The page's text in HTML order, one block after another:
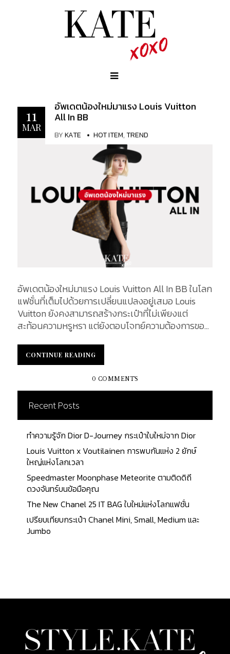
11
MAR
อัพเดตน้องใหม่มาแรง Louis Vuitton
All In BB
BYKATE HOT ITEM, TREND
อัพเดตน้องใหม่มาแรง Louis Vuitton All In BB ในโลก
แฟชั่นที่เต็มไปด้วยการเปลี่ยนแปลงอยู่เสมอ Louis
Vuitton ยังคงสามารถสร้างกระเป๋าที่ไม่เพียงแต่
สะท้อนความหรูหรา แต่ยังตอบโจทย์ความต้องการของ
กำลังเป็นที่พูดถึงมากที่สุด คือ LV รุ่น All In BB
กระเป๋ารุ่นใหม่ที่ได้รับการเปิดตัวในปี 2021 และกลาย
เป็นหนึ่งในไอเท็มที่ไม่ควรพลาดสำหรับแฟน ๆ Louis
Vuitton ดีไซน์ที่ทันสมัย ขนาดกระทัดรัดและฟังก์ชันการ
ใช้งานที่สะดวกสบาย All In BB พร้อมจะทำให้ทุกลุคของ
คุณโดดเด่นและมีเสน่ห์ขึ้นทันที ในบทความนี้ เราจะพา
คุณไปทำความรู้จักกับ Louis Vuitton All In BB ทั้ง
จากการออกแบบ วัสดุที่ใช้ การใช้งานที่หลากหลาย รวม
ถึงราคาของกระเป๋ารุ่นนี้ที่ทำให้มันกลายเป็นตัวเลือก
ยอดนิยมสำหรับแฟชั่นนิสต้าในปีนี้ Louis Vuitton All In
Louis Vuitton All In เป็นหนึ่งในกระเป๋าใหม่ที่ได้รับ
ความนิยมอย่างรวดเร็วจาก Louis Vuitton รุ่นนี้ได้รับ
การเปิดตัวครั้งแรกใน ปี 2021 ภายใต้การออกแบบที่ทัน
สมัยและตอบโจทย์การใช้งานในชีวิตประจำวัน โดย
Louis Vuitton All In ได้รับแรงบันดาลใจจากดีไซน์ที่มุ่ง
เน้นการใช้งานที่หลากหลายและสะดวกสบาย ทั้งในแง่
Monogram อันเป็นเอกลักษณ์ของแบรนด์ Louis
ๆ อีกทั้งยังมีวัสดุอีกหลากหลายให้เลือกในรุ่น All in BB
รายละเอียดดีไซน์: ...
CONTINUE READING
CONTINUE READING
0 COMMENTS
Recent Posts
ทำความรู้จัก Dior D-Journey กระเป๋าใบใหม่จาก Dior
Louis Vuitton x Voutilainen การพบกันแห่ง 2 ยักษ์
ใหญ่แห่งโลกเวลา
Speedmaster Moonphase Meteorite ตามติดดิถี
ดวงจันทร์บนข้อมือคุณ
The New Chanel 25 IT BAG ใบใหม่แห่งโลกแฟชั่น
เปรียบเทียบกระเป๋า Chanel Mini, Small, Medium และ
Jumbo